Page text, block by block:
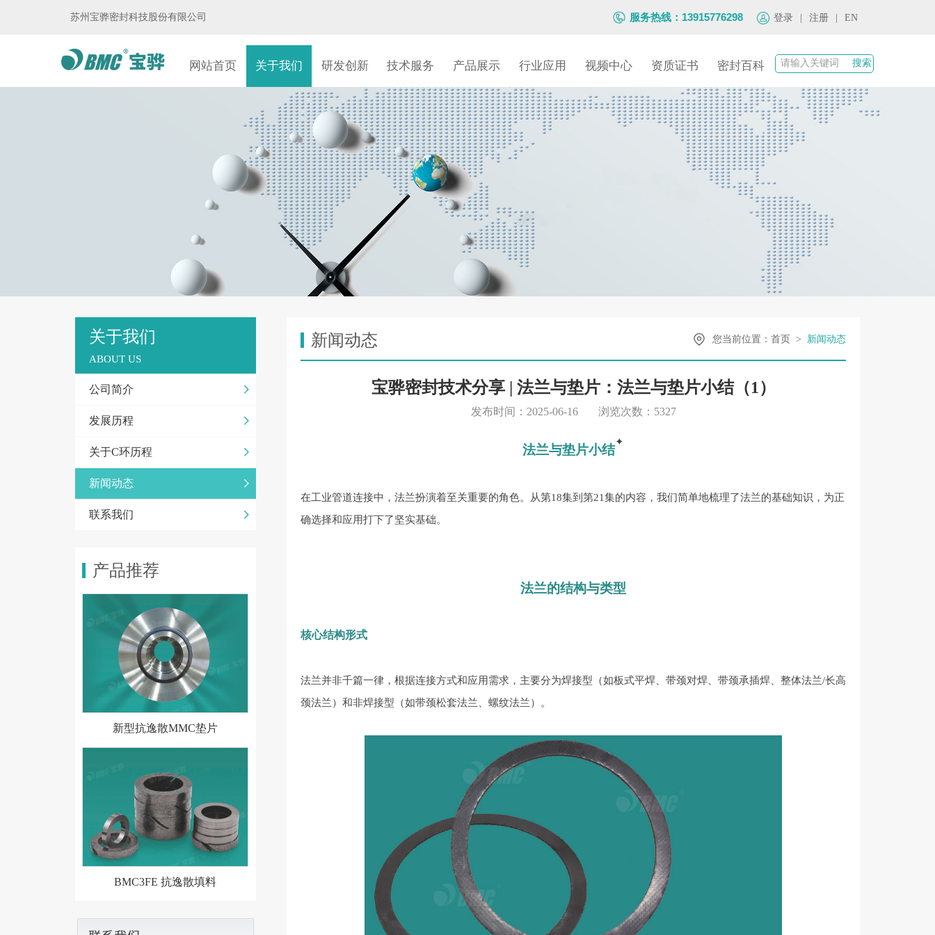
苏州宝骅密封科技股份有限公司 服务热线：13915776298 登录 | 注册 | EN
网站首页 关于我们 研发创新 技术服务 产品展示 行业应用 视频中心 资质证书 密封百科
关于我们
ABOUT US
公司简介
发展历程
关于C环历程
新闻动态
联系我们
产品推荐
新型抗逸散MMC垫片
BMC3FE 抗逸散填料
新闻动态 您当前位置：首页 > 新闻动态
宝骅密封技术分享 | 法兰与垫片：法兰与垫片小结（1）
发布时间：2025-06-16 浏览次数：5327
法兰与垫片小结
✦
在工业管道连接中，法兰扮演着至关重要的角色。从第18集到第21集的内容，我们简单地梳理了法兰的基础知识，为正
确选择和应用打下了坚实基础。
法兰的结构与类型
核心结构形式
法兰并非千篇一律，根据连接方式和应用需求，主要分为焊接型（如板式平焊、带颈对焊、带颈承插焊、整体法兰/长高
颈法兰）和非焊接型（如带颈松套法兰、螺纹法兰）。